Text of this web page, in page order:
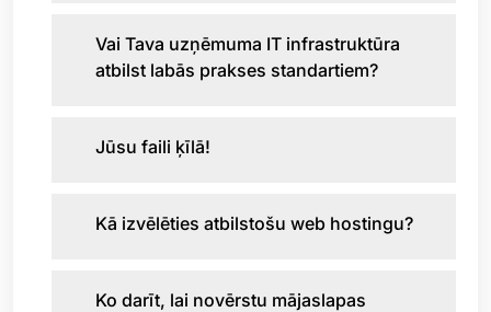
Vai Tava uzņēmuma IT infrastruktūra
atbilst labās prakses standartiem?
Jūsu faili ķīlā!
Kā izvēlēties atbilstošu web hostingu?
Ko darīt, lai novērstu mājaslapas